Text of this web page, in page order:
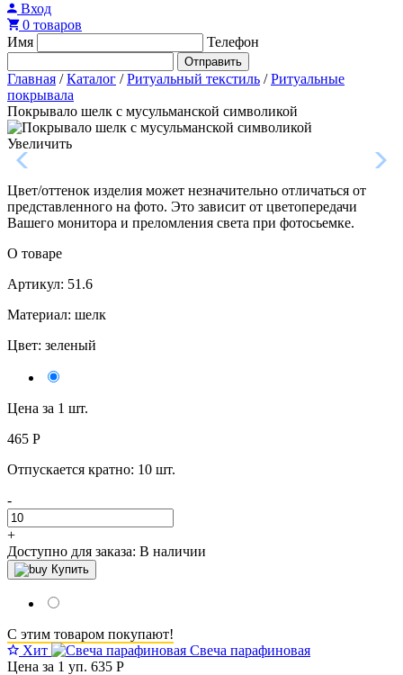
Вход
0 товаров
Имя
Телефон
Отправить
Главная / Каталог / Ритуальный текстиль / Ритуальные
покрывала
Покрывало шелк с мусульманской символикой
Увеличить
Цвет/оттенок изделия может незначительно отличаться от
представленного на фото. Это зависит от цветопередачи
Вашего монитора и преломления света при фотосьемке.
О товаре
Артикул: 51.6
Материал: шелк
Цвет: зеленый
Цена за 1 шт.
465 Р
Отпускается кратно: 10 шт.
-
+
Доступно для заказа: В наличии
Купить
С этим товаром покупают!
Хит
Свеча парафиновая
Цена за 1 уп. 635 Р